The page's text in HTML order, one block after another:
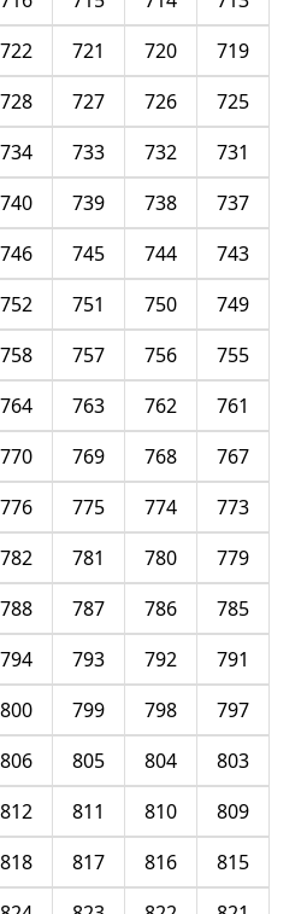
719
720
721
722
725
726
727
728
731
732
733
734
737
738
739
740
743
744
745
746
749
750
751
752
755
756
757
758
761
762
763
764
767
768
769
770
773
774
775
776
779
780
781
782
785
786
787
788
791
792
793
794
797
798
799
800
803
804
805
806
809
810
811
812
815
816
817
818